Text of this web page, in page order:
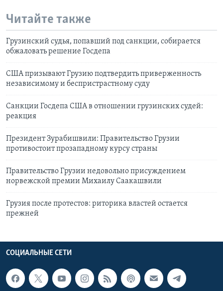
Читайте также
Грузинский судья, попавший под санкции, собирается
обжаловать решение Госдепа
США призывают Грузию подтвердить приверженность
независимому и беспристрастному суду
Cанкции Госдепа США в отношении грузинских судей:
реакция
Президент Зурабишвили: Правительство Грузии
противостоит прозападному курсу страны
Правительство Грузии недовольно присуждением
норвежской премии Михаилу Саакашвили
Грузия после протестов: риторика властей остается
прежней
СОЦИАЛЬНЫЕ СЕТИ